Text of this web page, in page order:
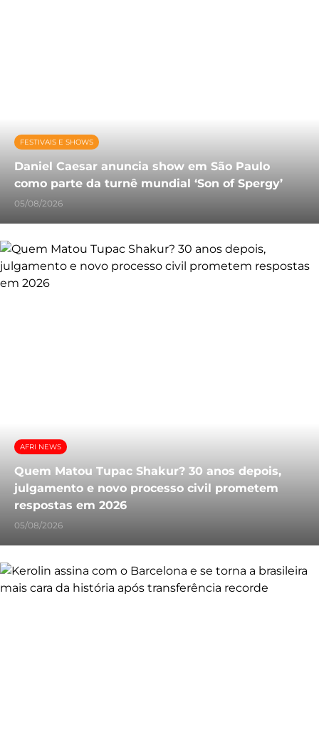
FESTIVAIS E SHOWS
Daniel Caesar anuncia show em São Paulo
como parte da turnê mundial ‘Son of Spergy’
05/08/2026
AFRI NEWS
Quem Matou Tupac Shakur? 30 anos depois,
julgamento e novo processo civil prometem
respostas em 2026
05/08/2026